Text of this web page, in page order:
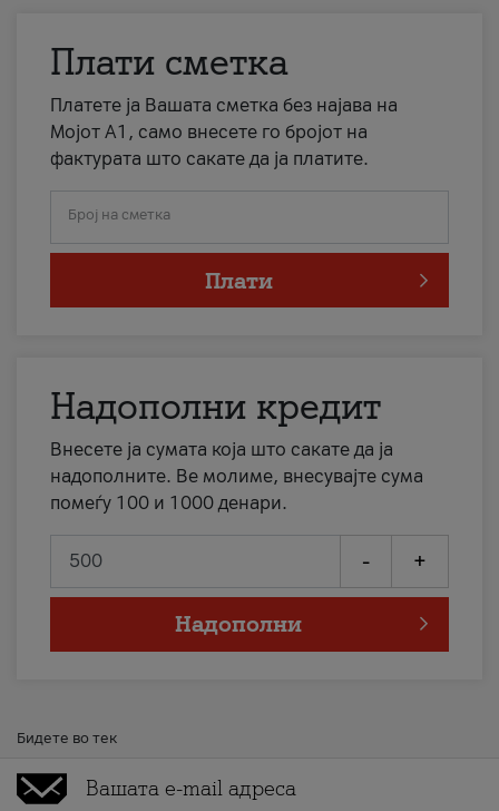
Плати сметка
Платете ја Вашата сметка без најава на
Мојот А1, само внесете го бројот на
фактурата што сакате да ја платите.
Број на сметка
Плати
Надополни кредит
Внесете ја сумата која што сакате да ја
надополните. Ве молиме, внесувајте сума
помеѓу 100 и 1000 денари.
- +
Надополни
Бидете во тек